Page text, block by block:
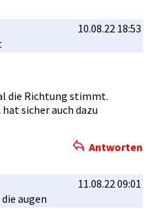
10.08.22 18:53
die Richtung stimmt.
sicher auch dazu
Antworten
11.08.22 09:01
augen